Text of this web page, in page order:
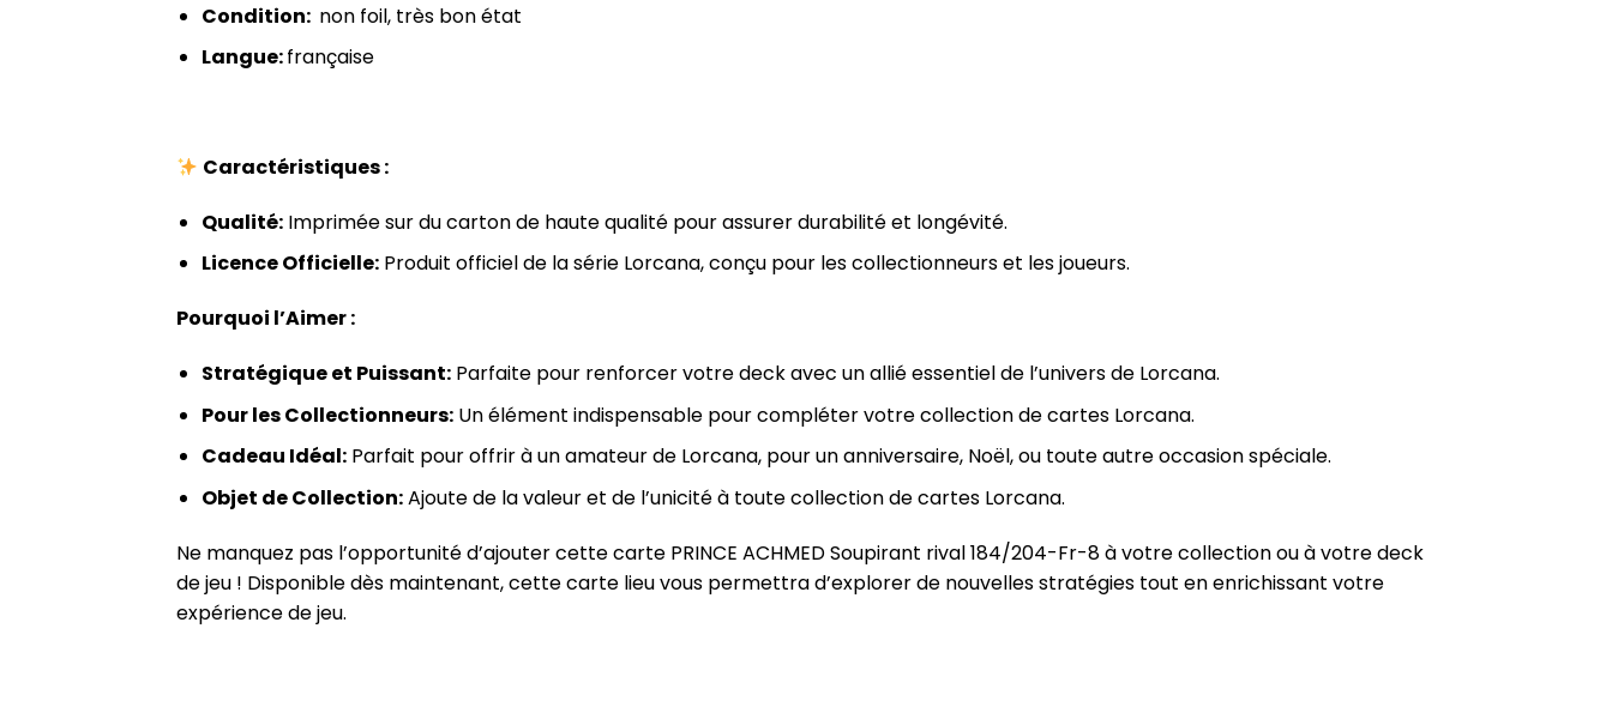
Condition: non foil, très bon état
Langue:française
Caractéristiques :
Qualité:Imprimée sur du carton de haute qualité pour assurer durabilité et longévité.
Licence Officielle:Produit officiel de la série Lorcana, conçu pour les collectionneurs et les joueurs.
Pourquoi l’Aimer :
Stratégique et Puissant:Parfaite pour renforcer votre deck avec un allié essentiel de l’univers de Lorcana.
Pour les Collectionneurs:Un élément indispensable pour compléter votre collection de cartes Lorcana.
Cadeau Idéal:Parfait pour offrir à un amateur de Lorcana, pour un anniversaire, Noël, ou toute autre occasion spéciale.
Objet de Collection:Ajoute de la valeur et de l’unicité à toute collection de cartes Lorcana.
Ne manquez pas l’opportunité d’ajouter cette carte PRINCE ACHMED Soupirant rival 184/204-Fr-8 à votre collection ou à votre deck
de jeu ! Disponible dès maintenant, cette carte lieu vous permettra d’explorer de nouvelles stratégies tout en enrichissant votre
expérience de jeu.